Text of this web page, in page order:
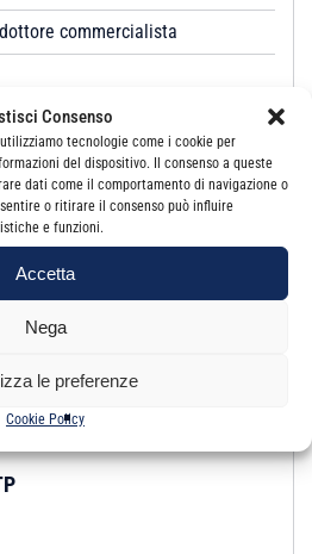
Consenso
tecnologie come i cookie per
del dispositivo. Il consenso a queste
dati come il comportamento di navigazione o
o ritirare il consenso può influire
e funzioni.
Accetta
Nega
le preferenze
Cookie Policy
dottore commercialista
ALAGONA, 27 95126 CATANIA CT